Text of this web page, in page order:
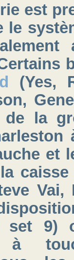
est
le
(Yes,
de la
et
Vai,
set 9)
à